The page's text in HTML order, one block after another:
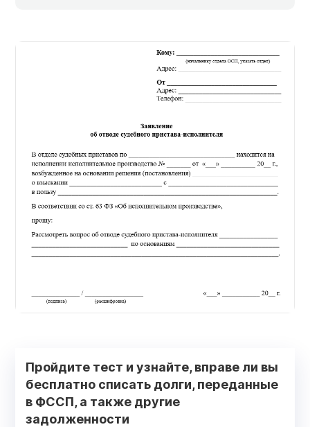
Пройдите тест и узнайте, вправе ли вы
бесплатно списать долги, переданные
в ФССП, а также другие
задолженности